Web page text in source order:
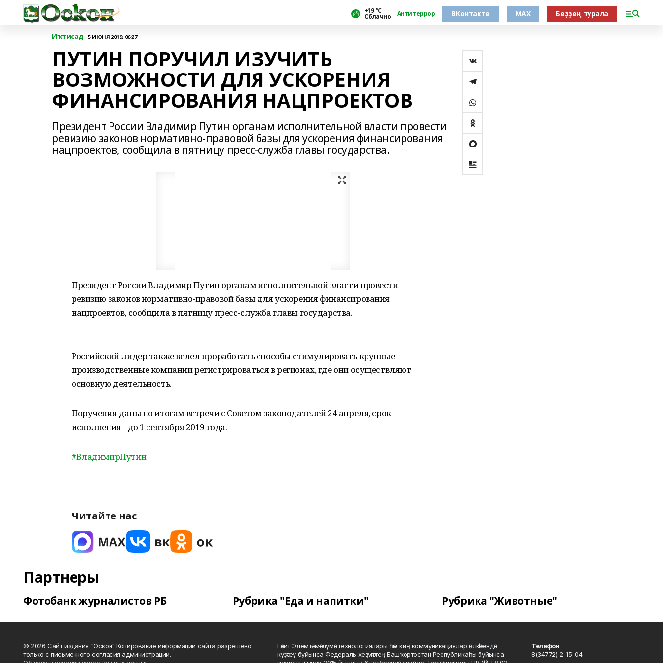
+19 °С
Облачно Антитеррор ВКонтакте MAX Беҙҙең турала
Иҡтисад 5 ИЮНЯ 2019, 06:27
ПУТИН ПОРУЧИЛ ИЗУЧИТЬ
ВОЗМОЖНОСТИ ДЛЯ УСКОРЕНИЯ
ФИНАНСИРОВАНИЯ НАЦПРОЕКТОВ
Президент России Владимир Путин органам исполнительной власти провести
ревизию законов нормативно-правовой базы для ускорения финансирования
нацпроектов, сообщила в пятницу пресс-служба главы государства.
Президент России Владимир Путин органам исполнительной власти провести
ревизию законов нормативно-правовой базы для ускорения финансирования
нацпроектов, сообщила в пятницу пресс-служба главы государства.
Российский лидер также велел проработать способы стимулировать крупные
производственные компании регистрироваться в регионах, где они осуществляют
основную деятельность.
Поручения даны по итогам встречи с Советом законодателей 24 апреля, срок
исполнения - до 1 сентября 2019 года.
#ВладимирПутин
Читайте нас
Партнеры
Фотобанк журналистов РБ Рубрика "Еда и напитки" Рубрика "Животные"
© 2026 Сайт издания "Оскон" Копирование информации сайта разрешено
только с письменного согласия администрации.
Гәзит Элемтә, мәғлүмәт технологиялары һәм киң коммуникациялар өлкәһендә
күҙәтеү буйынса Федераль хеҙмәттең Башҡортостан Республикаһы буйынса
Телефон
8(34772) 2-15-04